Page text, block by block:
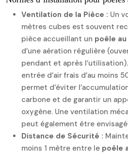
Ventilation de la Pièce : Un
mètres cubes est souvent
pièce accueillant un poêle
d’une aération régulière
pendant et après
entrée d’air frais d’au moins
permet d’éviter
carbone et de garantir un
oxygène. Une ventilation
peut également être
Distance de Sécurité :
moins 1 mètre entre le poêle